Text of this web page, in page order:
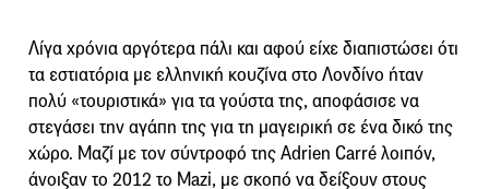
Λίγα χρόνια αργότερα πάλι και αφού είχε διαπιστώσει ότι
τα εστιατόρια με ελληνική κουζίνα στο Λονδίνο ήταν
πολύ «τουριστικά» για τα γούστα της, αποφάσισε να
στεγάσει την αγάπη της για τη μαγειρική σε ένα δικό της
χώρο. Μαζί με τον σύντροφό της Adrien Carré λοιπόν,
άνοιξαν το 2012 το Mazi, με σκοπό να δείξουν στους